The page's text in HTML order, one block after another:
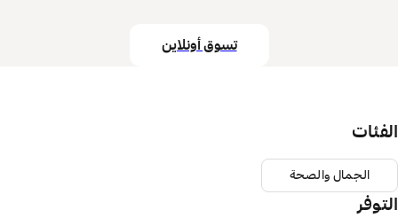
تسوق أونلاين
الفئات
الجمال والصحة
التوفر